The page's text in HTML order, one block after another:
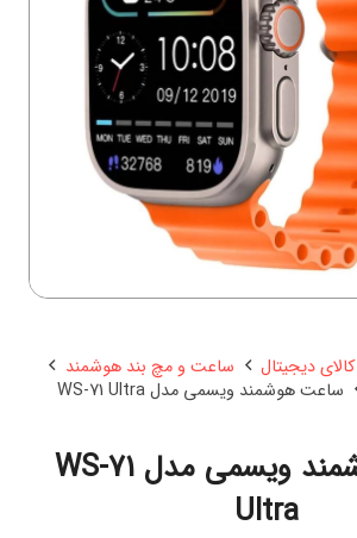
کالای دیجیتال
ساعت و مچ بند هوشمند
ساعت هوشمند ویسمی مدل WS-71 Ultra
ساعت هوشمند ویسمی مدل WS-71
Ultra